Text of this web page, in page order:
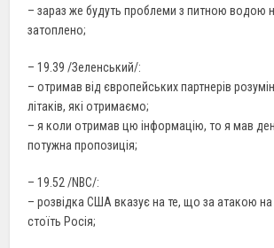
– зараз же будуть проблеми з питною водою
затоплено;
– 19.39 /Зеленський/:
– отримав від європейських партнерів
літаків, які отримаємо;
– я коли отримав цю інформацію, то я мав
потужна пропозиція;
– 19.52 /NBC/:
– розвідка США вказує на те, що за атакою на
стоїть Росія;